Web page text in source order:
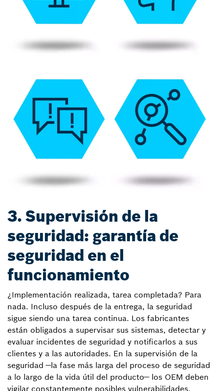
3. Supervisión de la
seguridad: garantía de
seguridad en el
funcionamiento
¿Implementación realizada, tarea completada? Para
nada. Incluso después de la entrega, la seguridad
sigue siendo una tarea continua. Los fabricantes
están obligados a supervisar sus sistemas, detectar y
evaluar incidentes de seguridad y notificarlos a sus
clientes y a las autoridades. En la supervisión de la
seguridad —la fase más larga del proceso de seguridad
a lo largo de la vida útil del producto— los OEM deben
vigilar constantemente posibles vulnerabilidades.